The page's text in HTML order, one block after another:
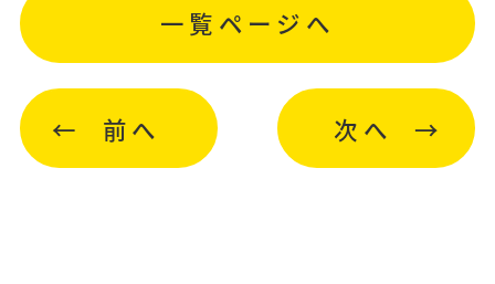
前へ
一覧ページへ
次へ